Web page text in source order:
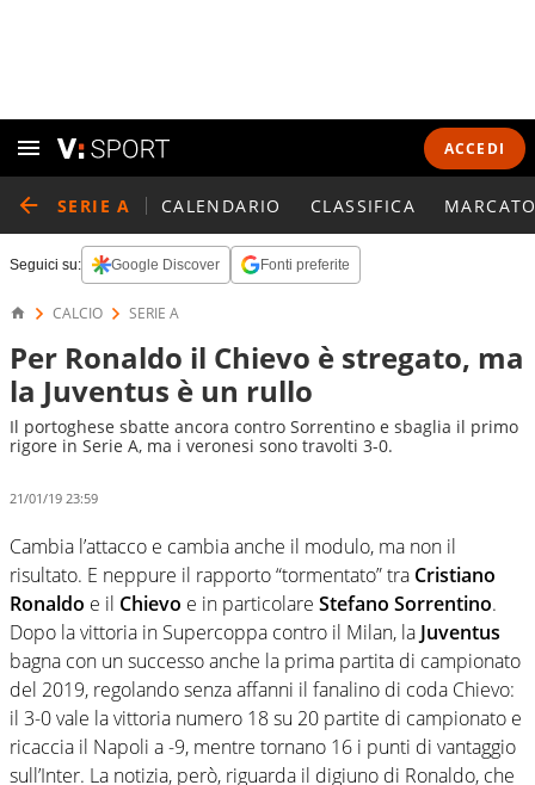
ACCEDI
SERIE A CALENDARIO CLASSIFICA
Seguici su: Google Discover Fonti preferite
CALCIO SERIE A
Per Ronaldo il Chievo è stregato, ma
la Juventus è un rullo
Il portoghese sbatte ancora contro Sorrentino e sbaglia il primo
rigore in Serie A, ma i veronesi sono travolti 3-0.
21/01/19 23:59
Cambia l’attacco e cambia anche il modulo, ma non il
risultato. E neppure il rapporto “tormentato” tra Cristiano
Ronaldo e il Chievo e in particolare Stefano Sorrentino.
Dopo la vittoria in Supercoppa contro il Milan, la Juventus
bagna con un successo anche la prima partita di campionato
del 2019, regolando senza affanni il fanalino di coda Chievo:
il 3-0 vale la vittoria numero 18 su 20 partite di campionato e
ricaccia il Napoli a -9, mentre tornano 16 i punti di vantaggio
sull’Inter. La notizia, però, riguarda il digiuno di Ronaldo, che